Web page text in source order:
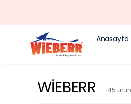
Anasayfa
WİEBERR 145 ürün